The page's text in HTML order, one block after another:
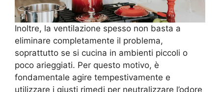
Inoltre, la ventilazione spesso non basta a
eliminare completamente il problema,
soprattutto se si cucina in ambienti piccoli o
poco arieggiati. Per questo motivo, è
fondamentale agire tempestivamente e
utilizzare i giusti rimedi per neutralizzare l’odore